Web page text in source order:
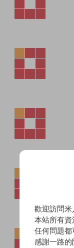
歡迎訪問米
本站所有
任何問題都
感謝一路的